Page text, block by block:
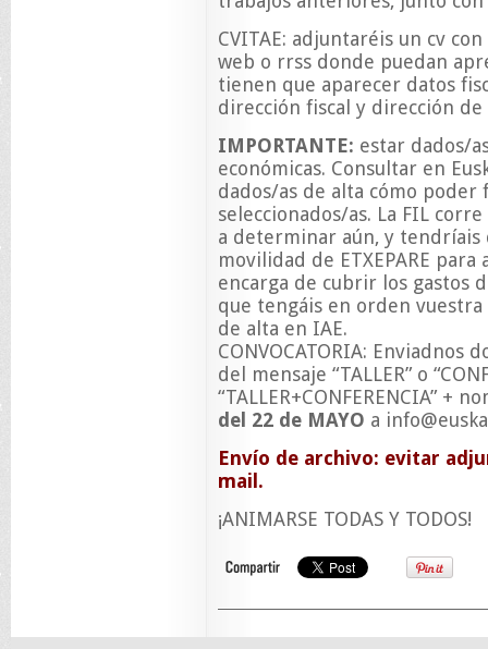
CVITAE: adjuntaréis un cv
web o rrss donde puedan
tienen que aparecer datos
dirección fiscal y dirección
IMPORTANTE: estar dados/
económicas. Consultar en
dados/as de alta cómo poder
seleccionados/as. La FIL
a determinar aún, y tendríais
movilidad de ETXEPARE
encarga de cubrir los gastos
que tengáis en orden
de alta en IAE.
CONVOCATORIA: Enviadnos
del mensaje “TALLER” o
“TALLER+CONFERENCIA” +
del 22 de MAYO a
Envío de archivo: evitar
mail.
¡ANIMARSE TODAS Y TODOS!